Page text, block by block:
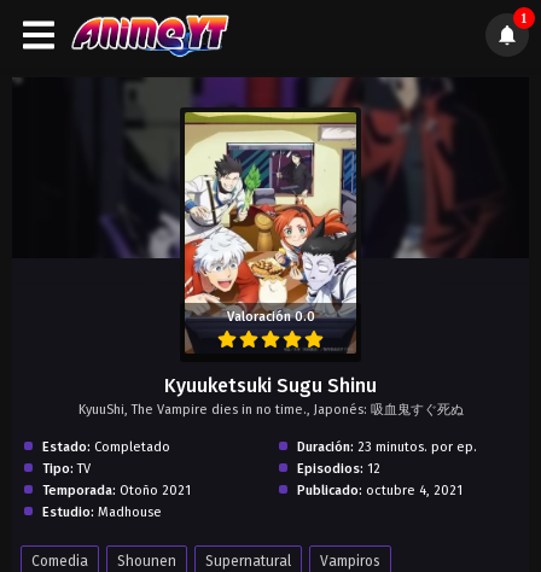
1
Valoración 0.0
Kyuuketsuki Sugu Shinu
KyuuShi, The Vampire dies in no time., Japonés: 吸血鬼すぐ死ぬ
Estado: Completado
Tipo: TV
Temporada: Otoño 2021
Estudio: Madhouse
Duración: 23 minutos. por ep.
Episodios: 12
Publicado: octubre 4, 2021
Comedia Shounen Supernatural Vampiros